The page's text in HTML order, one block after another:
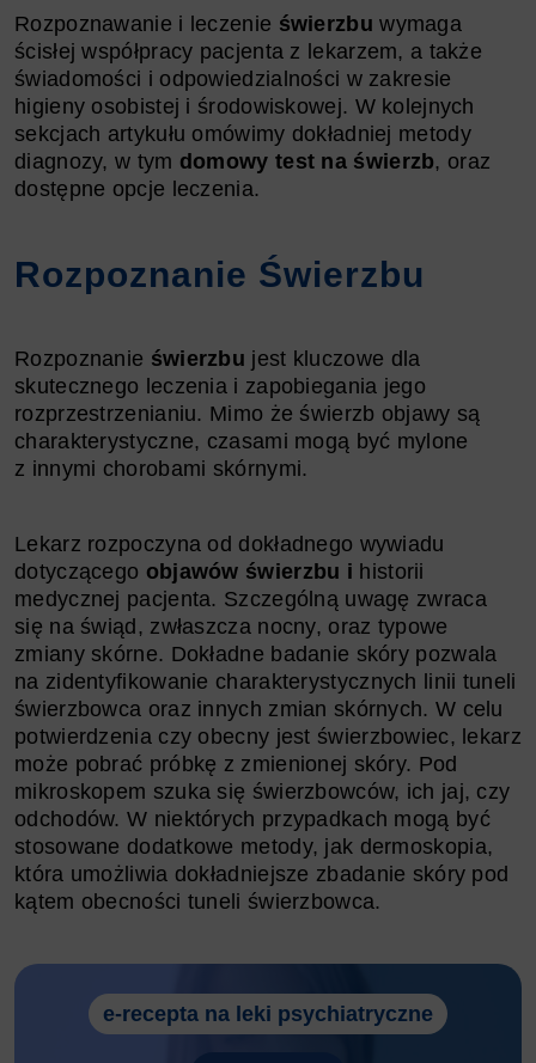
Rozpoznawanie i leczenie świerzbu wymaga
ścisłej współpracy pacjenta z lekarzem, a także
świadomości i odpowiedzialności w zakresie
higieny osobistej i środowiskowej. W kolejnych
sekcjach artykułu omówimy dokładniej metody
diagnozy, w tym domowy test na świerzb, oraz
dostępne opcje leczenia.
Rozpoznanie Świerzbu
Rozpoznanie świerzbu jest kluczowe dla
skutecznego leczenia i zapobiegania jego
rozprzestrzenianiu. Mimo że świerzb objawy są
charakterystyczne, czasami mogą być mylone
z innymi chorobami skórnymi.
Lekarz rozpoczyna od dokładnego wywiadu
dotyczącego objawów świerzbu i historii
medycznej pacjenta. Szczególną uwagę zwraca
się na świąd, zwłaszcza nocny, oraz typowe
zmiany skórne. Dokładne badanie skóry pozwala
na zidentyfikowanie charakterystycznych linii tuneli
świerzbowca oraz innych zmian skórnych. W celu
potwierdzenia czy obecny jest świerzbowiec, lekarz
może pobrać próbkę z zmienionej skóry. Pod
mikroskopem szuka się świerzbowców, ich jaj, czy
odchodów. W niektórych przypadkach mogą być
stosowane dodatkowe metody, jak dermoskopia,
która umożliwia dokładniejsze zbadanie skóry pod
kątem obecności tuneli świerzbowca.
e-recepta na leki psychiatryczne